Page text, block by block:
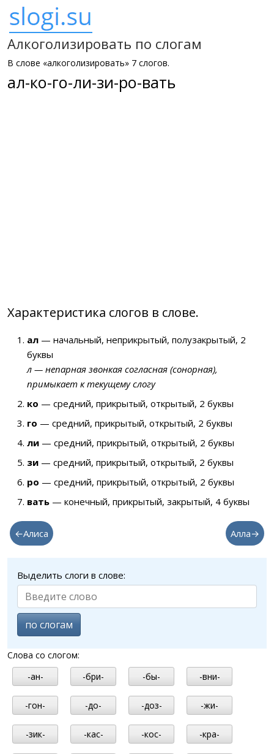
Алкоголизировать по слогам
В слове «алкоголизировать» 7 слогов.
ал-ко-го-ли-зи-ро-вать
Характеристика слогов в слове.
ал — начальный, неприкрытый, полузакрытый, 2
буквы
л — непарная звонкая согласная (сонорная),
примыкает к текущему слогу
ко — средний, прикрытый, открытый, 2 буквы
го — средний, прикрытый, открытый, 2 буквы
ли — средний, прикрытый, открытый, 2 буквы
зи — средний, прикрытый, открытый, 2 буквы
ро — средний, прикрытый, открытый, 2 буквы
вать — конечный, прикрытый, закрытый, 4 буквы
←Алиса Алла→
Выделить слоги в слове:
по слогам
Слова со слогом:
-ан-
-бри- -бы- -вни-
-гон- -до- -доз- -жи-
-зик- -кас- -кос- -кра-